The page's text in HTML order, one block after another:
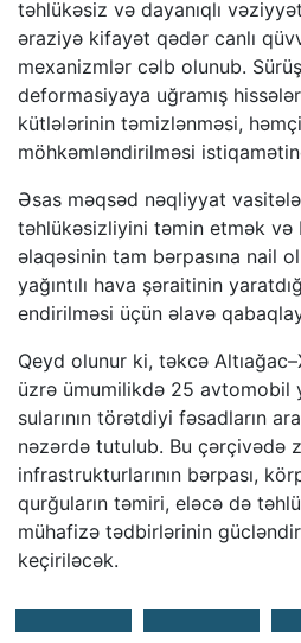
təhlükəsiz və dayanıqlı
əraziyə kifayət qədər canlı
mexanizmlər cəlb olunub.
deformasiyaya uğramış
kütlələrinin təmizlənməsi,
möhkəmləndirilməsi
Əsas məqsəd nəqliyyat
təhlükəsizliyini təmin etmək
əlaqəsinin tam bərpasına nail
yağıntılı hava şəraitinin
endirilməsi üçün əlavə
Qeyd olunur ki, təkcə
üzrə ümumilikdə 25 avtomobil
sularının törətdiyi fəsadların
nəzərdə tutulub. Bu çərçivədə
infrastrukturlarının bərpası,
qurğuların təmiri, eləcə də
mühafizə tədbirlərinin
keçiriləcək.